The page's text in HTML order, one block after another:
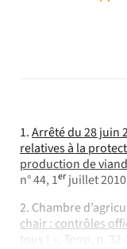
1.Arrêté du 28 juin
relatives à la
production de
n° 44, 1er juillet
2. Chambre
chair : contrôles
tous ! »
Terra , p.